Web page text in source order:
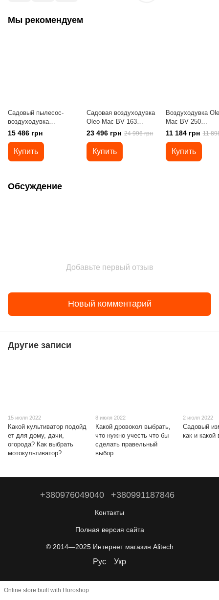
Мы рекомендуем
Садовый пылесос-
воздуходувка
Maruyama BL3110
15 486 грн
Купить
Садовая воздуходувка
Oleo-Mac BV 163
(56529006E5)
23 496 грн 24 996 грн
Купить
Воздуходувка
Mac BV 250
(56609001E5)
11 184 грн 11
Купить
Обсуждение
Добавьте первый отзыв
Новый комментарий
Другие записи
15 июля 2022
Какой культиватор подойд
ет для дому, дачи,
огорода? Как выбрать
мотокультиватор?
8 июля 2022
Какой дровокол выбрать,
что нужно учесть что бы
сделать правельный
выбор
2 июля 2022
Садовый
как и какой
+380976049040 +380991187846
Контакты
Полная версия сайта
© 2014—2025 Интернет магазин Alitech
Рус Укр
Online store built with Horoshop